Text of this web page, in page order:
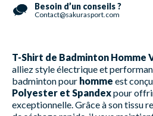
Besoin d’un conseils ?
Contact@sakurasport.com
T-Shirt de Badminton Homme
alliez style électrique et
badminton pour homme est
Polyester et Spandexpour
exceptionnelle. Grâce à son tissu